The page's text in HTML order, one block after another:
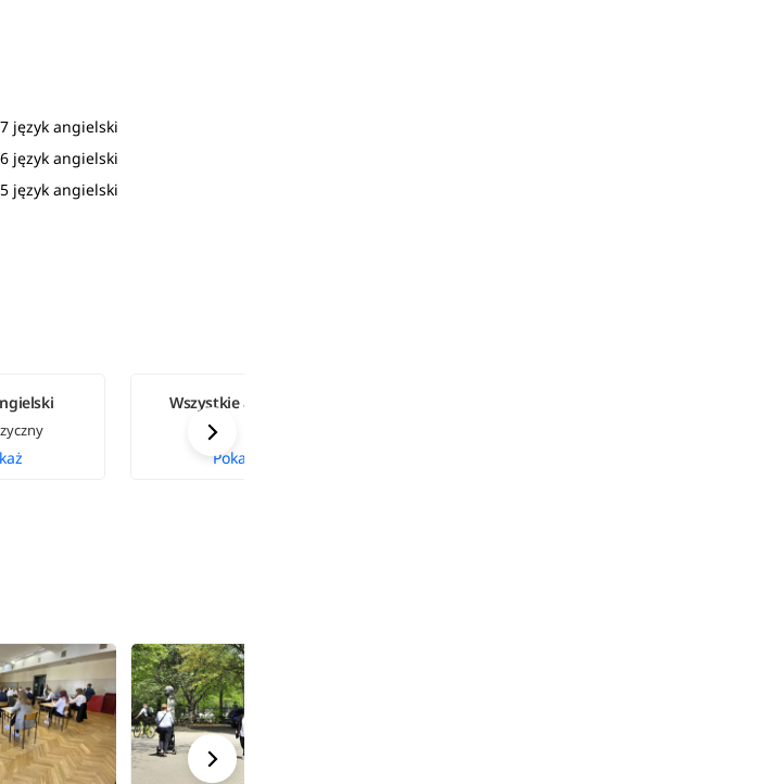
język angielski
język angielski
język angielski
Wszystkie arkusze
Pokaż